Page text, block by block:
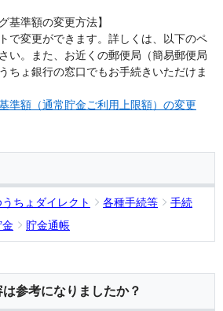
基準額の変更方法】
で変更ができます。詳しくは、以下のペ
い。また、お近くの郵便局（簡易郵便局
ちょ銀行の窓口でもお手続きいただけま
準額（通常貯金ご利用上限額）の変更
うちょダイレクト 各種手続等
手続
金 貯金通帳
は参考になりましたか？